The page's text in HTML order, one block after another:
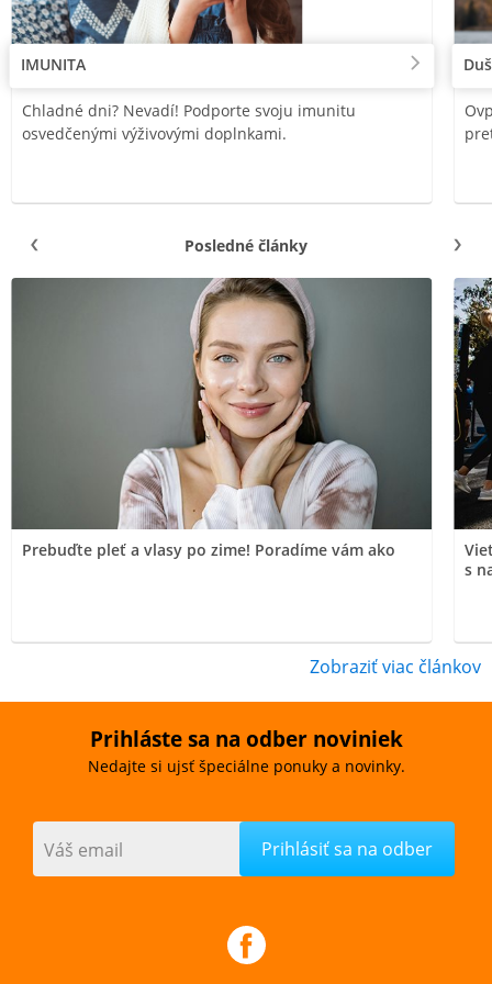
IMUNITA
Chladné dni? Nevadí! Podporte svoju imunitu
osvedčenými výživovými doplnkami.
Posledné články
Prebuďte pleť a vlasy po zime! Poradíme vám ako
s
Zobraziť viac článkov
Prihláste sa na odber noviniek
Nedajte si ujsť špeciálne ponuky a novinky.
Váš email